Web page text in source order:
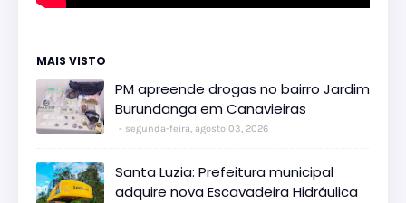
MAIS VISTO
PM apreende drogas no bairro Jardim
Burundanga em Canavieiras
segunda-feira, agosto 03, 2026
Santa Luzia: Prefeitura municipal
adquire nova Escavadeira Hidráulica